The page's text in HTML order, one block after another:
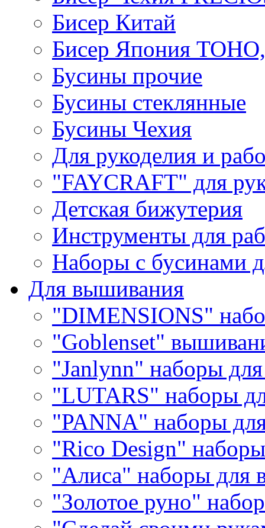
Бисер Китай
Бисер Япония
Бусины прочие
Бусины стеклянные
Бусины Чехия
Для рукоделия и
"FAYCRAFT" для
Детская бижутерия
Инструменты для
Наборы с бусинами
Для вышивания
"DIMENSIONS"
"Goblenset"
"Janlynn" наборы
"LUTARS" наборы
"PANNA" наборы
"Rico Design"
"Алиса" наборы для
"Золотое руно"